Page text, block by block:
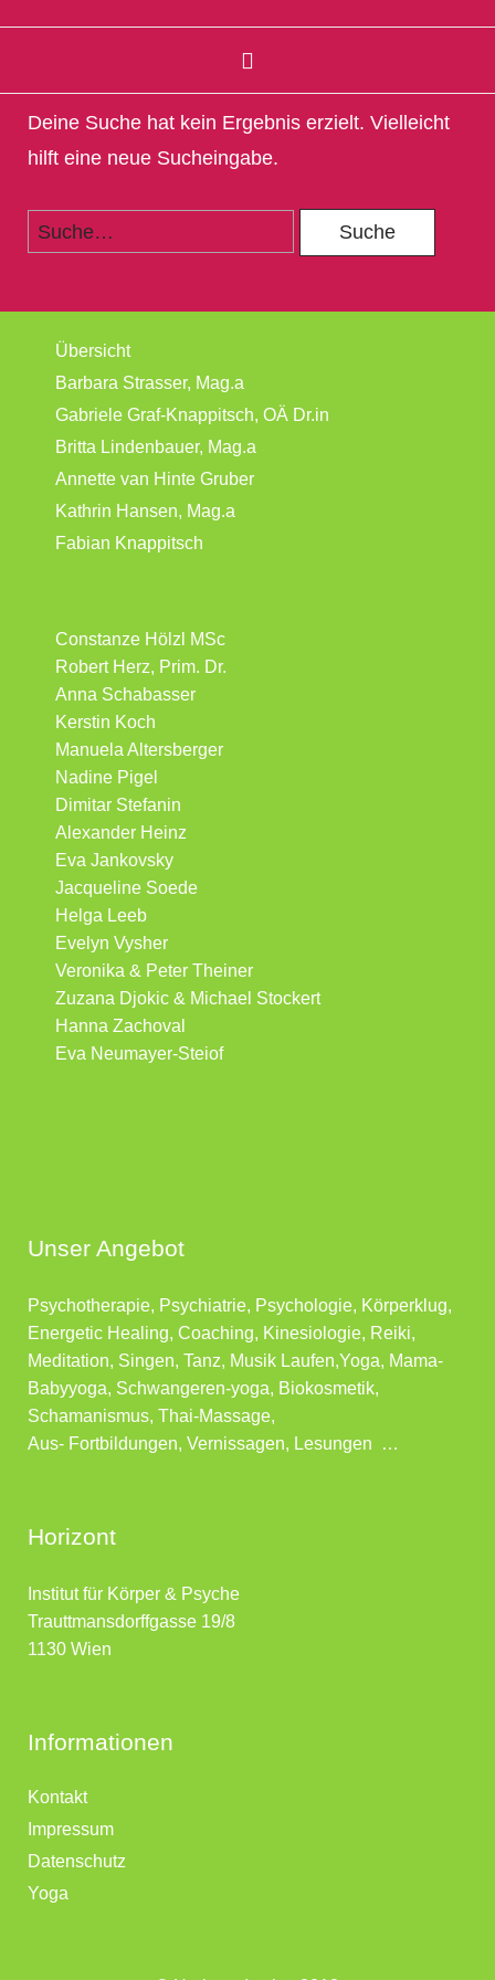
Deine Suche hat kein Ergebnis erzielt. Vielleicht
hilft eine neue Sucheingabe.
Übersicht
Barbara Strasser, Mag.a
Gabriele Graf-Knappitsch, OÄ Dr.in
Britta Lindenbauer, Mag.a
Annette van Hinte Gruber
Kathrin Hansen, Mag.a
Fabian Knappitsch
Constanze Hölzl MSc
Robert Herz, Prim. Dr.
Anna Schabasser
Kerstin Koch
Manuela Altersberger
Nadine Pigel
Dimitar Stefanin
Alexander Heinz
Eva Jankovsky
Jacqueline Soede
Helga Leeb
Evelyn Vysher
Veronika & Peter Theiner
Zuzana Djokic & Michael Stockert
Hanna Zachoval
Eva Neumayer-Steiof
Unser Angebot
Psychotherapie, Psychiatrie, Psychologie, Körperklug,
Energetic Healing, Coaching, Kinesiologie, Reiki,
Meditation, Singen, Tanz, Musik Laufen,Yoga, Mama-
Babyyoga, Schwangeren-yoga, Biokosmetik,
Schamanismus, Thai-Massage,
Aus- Fortbildungen, Vernissagen, Lesungen …
Horizont
Institut für Körper & Psyche
Trauttmansdorffgasse 19/8
1130 Wien
Informationen
Kontakt
Impressum
Datenschutz
Yoga